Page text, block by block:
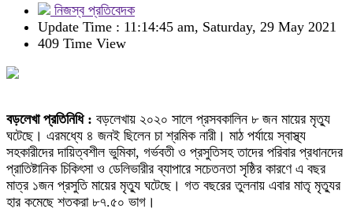
নিজস্ব প্রতিবেদক
Update Time : 11:14:45 am, Saturday, 29 May 2021
409 Time View
বড়লেখা প্রতিনিধি : বড়লেখায় ২০২০ সালে প্রসবকালিন ৮ জন মায়ের মৃত্যু
ঘটেছে। এরমধ্যে ৪ জনই ছিলেন চা শ্রমিক নারী। মাঠ পর্যায়ে স্বাস্থ্য
সহকারীদের দায়িত্বশীল ভুমিকা, গর্ভবতী ও প্রসুতিসহ তাদের পরিবার প্রধানদের
প্রাতিষ্টানিক চিকিৎসা ও ডেলিভারীর ব্যাপারে সচেতনতা সৃষ্ঠির কারণে এ বছর
মাত্র ১জন প্রসুতি মায়ের মৃত্যু ঘটেছে। গত বছরের তুলনায় এবার মাতৃ মৃত্যুর
হার কমেছে শতকরা ৮৭.৫০ ভাগ।